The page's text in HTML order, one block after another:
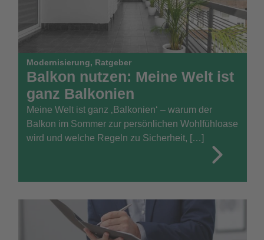
Modernisierung, Ratgeber
Balkon nutzen: Meine Welt ist
ganz Balkonien
Meine Welt ist ganz ‚Balkonien‘ – warum der
Balkon im Sommer zur persönlichen Wohlfühloase
wird und welche Regeln zu Sicherheit, […]